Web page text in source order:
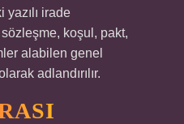
yazılı irade
koşul, pakt,
alabilen genel
adlandırılır.